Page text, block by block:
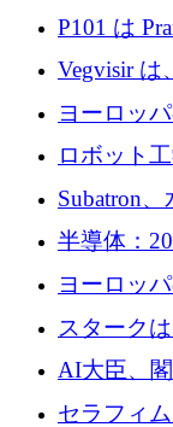
フォーム
法を拡大
P101 は
のファン
Vegvisir は
を通じて
めの資金
ヨーロッ
ムとなっ
ロボット
Macrodata
Subatron
の 1 つに
半導体：
10社
ヨーロッ
ユーロの取
スターク
Funding
ブルクの
AI大臣、
セラフィ